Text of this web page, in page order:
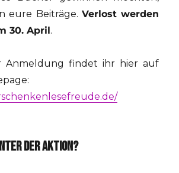
eure Beiträge. Verlost werden
30. April.
Anmeldung findet ihr hier auf
DER AKTION?